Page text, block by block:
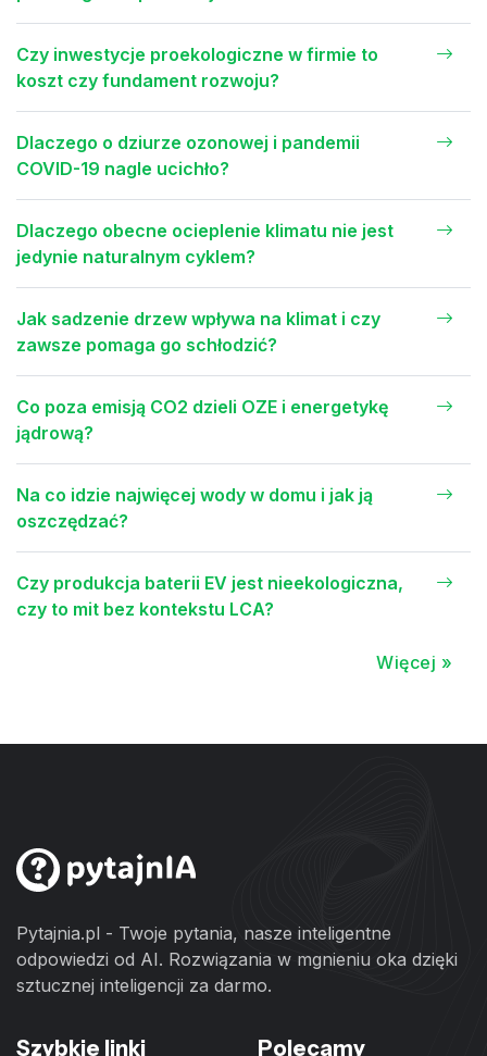
Czy inwestycje proekologiczne w firmie to
koszt czy fundament rozwoju?
Dlaczego o dziurze ozonowej i pandemii
COVID-19 nagle ucichło?
Dlaczego obecne ocieplenie klimatu nie jest
jedynie naturalnym cyklem?
Jak sadzenie drzew wpływa na klimat i czy
zawsze pomaga go schłodzić?
Co poza emisją CO2 dzieli OZE i energetykę
jądrową?
Na co idzie najwięcej wody w domu i jak ją
oszczędzać?
Czy produkcja baterii EV jest nieekologiczna,
czy to mit bez kontekstu LCA?
Więcej »
Pytajnia.pl - Twoje pytania, nasze inteligentne
odpowiedzi od AI. Rozwiązania w mgnieniu oka dzięki
sztucznej inteligencji za darmo.
Szybkie linki Polecamy